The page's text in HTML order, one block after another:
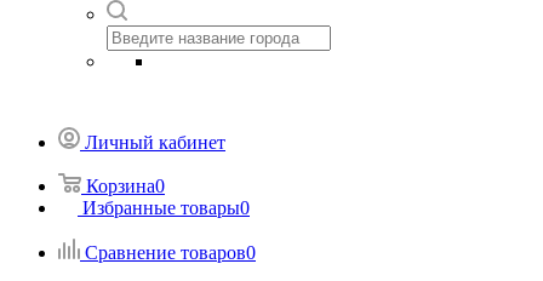
Личный кабинет
Корзина0
Избранные товары0
Сравнение товаров0